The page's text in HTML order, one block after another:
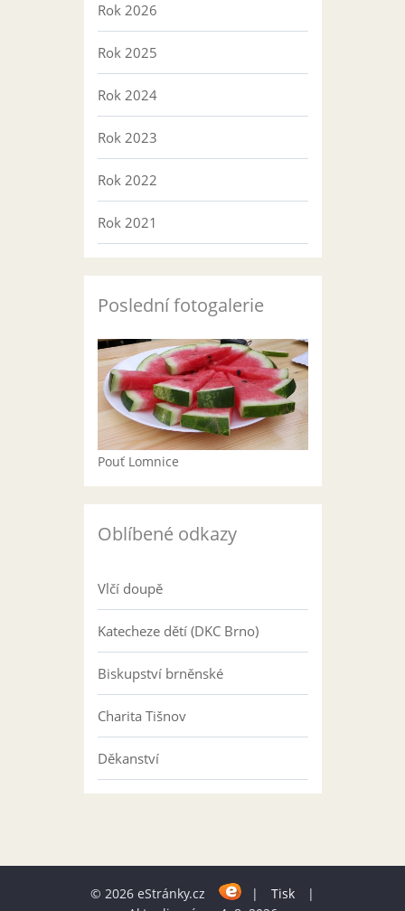
Rok 2026
Rok 2025
Rok 2024
Rok 2023
Rok 2022
Rok 2021
Poslední fotogalerie
Pouť Lomnice
Oblíbené odkazy
Vlčí doupě
Katecheze dětí (DKC Brno)
Biskupství brněnské
Charita Tišnov
Děkanství
© 2026 eStránky.cz | Tisk
|